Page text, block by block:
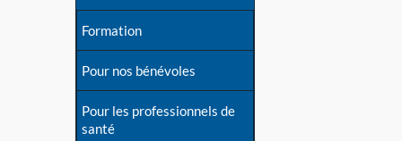
Formation
Pour nos bénévoles
Pour les professionnels de
santé